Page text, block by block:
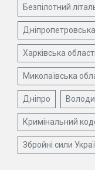
Безпілотний
Харківська
Миколаївська
Дніпро
Кримінальний
Збройні сили